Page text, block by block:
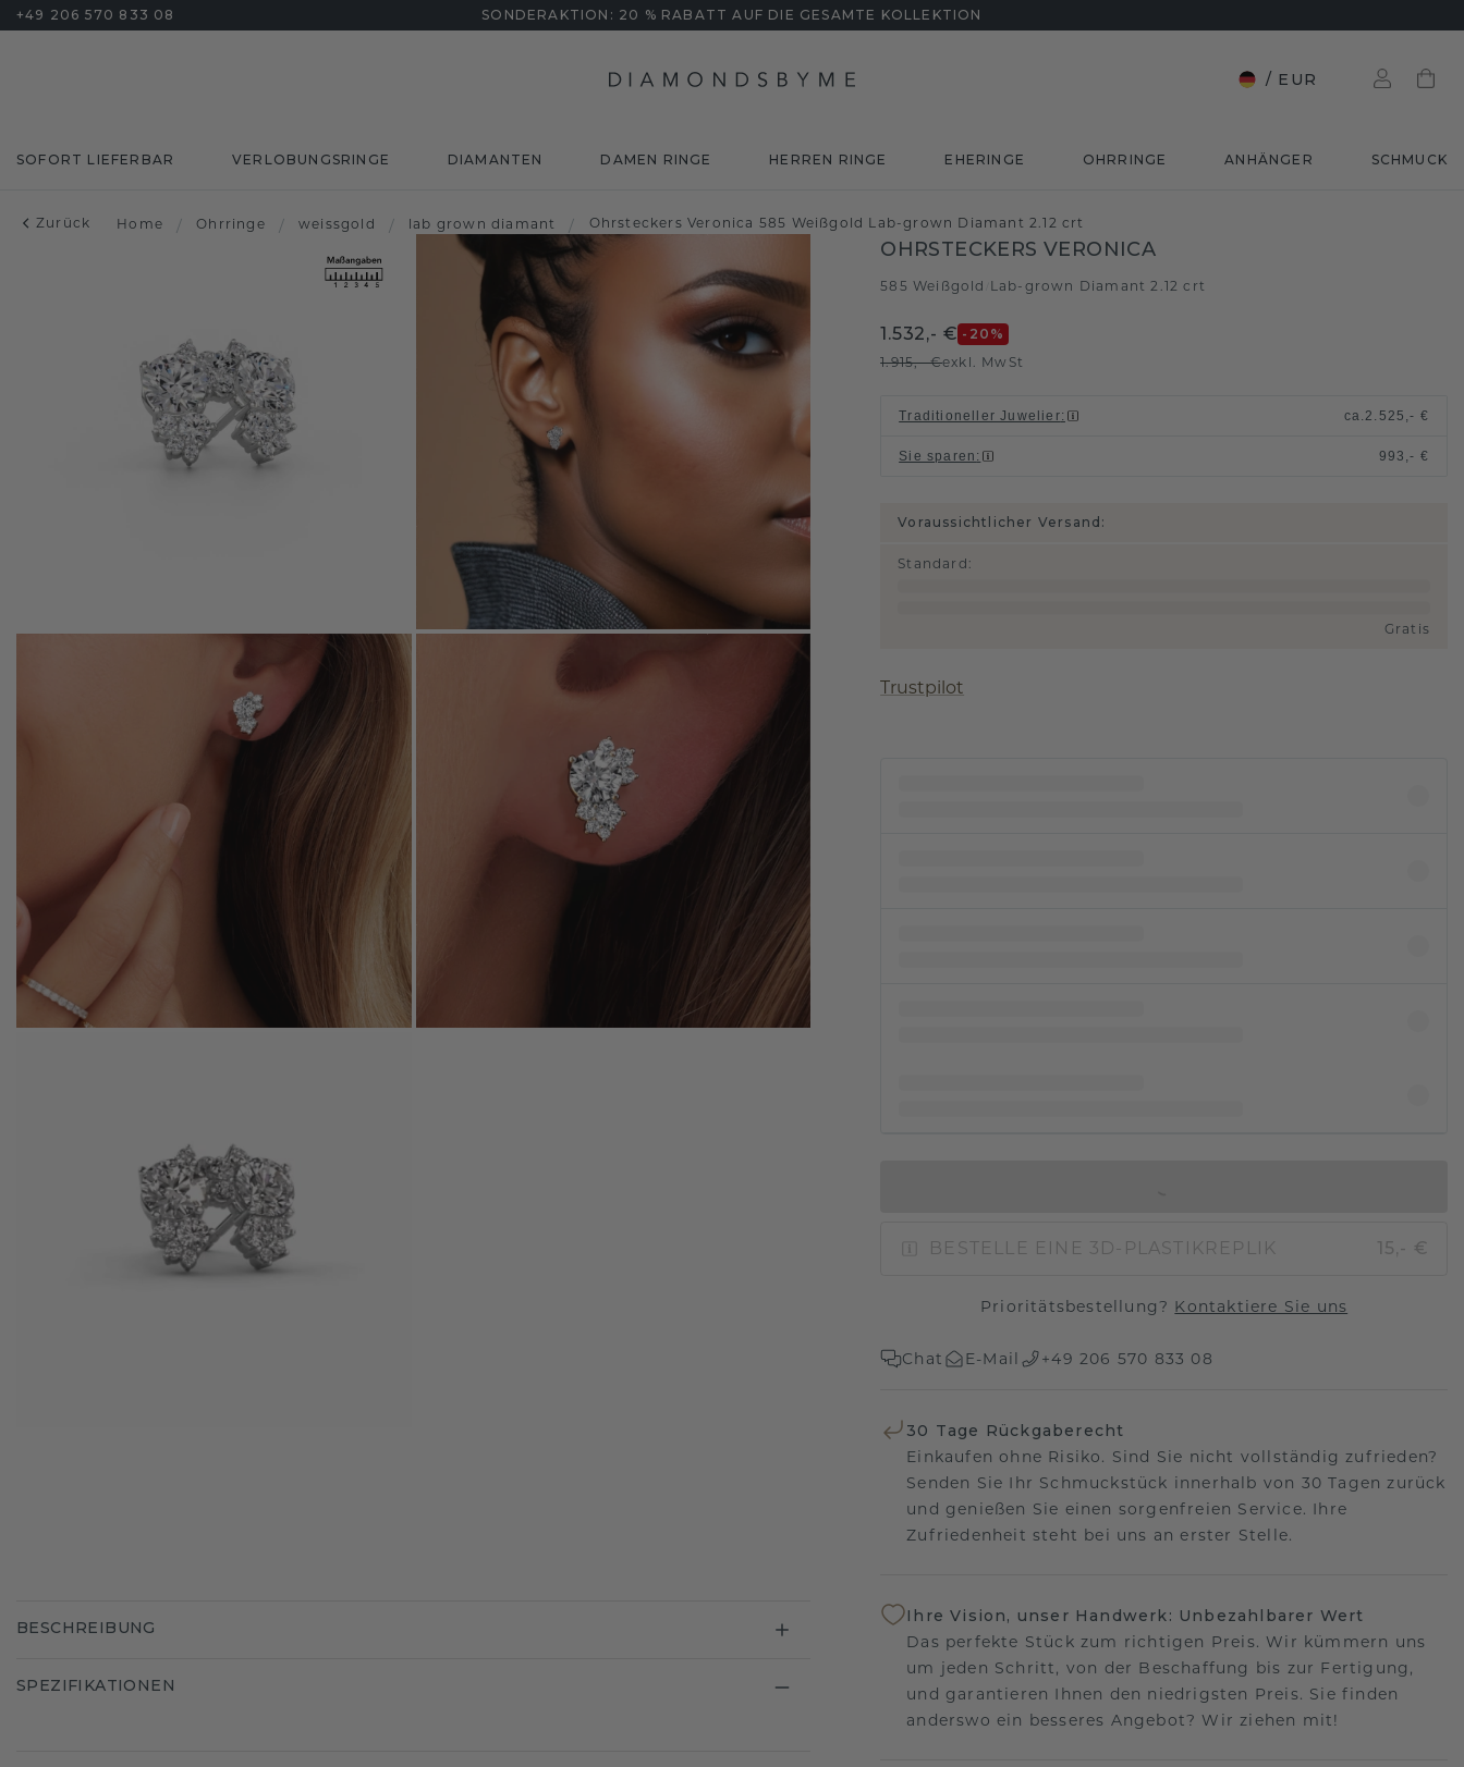
+49 206 570 833 08 SONDERAKTION: 20 % RABATT AUF DIE GESAMTE KOLLEKTION
/ EUR
SOFORT LIEFERBAR VERLOBUNGSRINGE DIAMANTEN DAMEN RINGE HERREN RINGE EHERINGE OHRRINGE ANHÄNGER SCHMUCK
Zurück Home / Ohrringe / weissgold / lab grown diamant / Ohrsteckers Veronica 585 Weißgold Lab-grown Diamant 2.12 crt
OHRSTECKERS VERONICA
585 Weißgold Lab-grown Diamant 2.12 crt
1.532,- € -20 %
1.915,- €exkl. MwSt
Traditioneller Juwelier: ca.2.525,- €
Sie sparen : 993,- €
Voraussichtlicher Versand:
Standard :
Gratis
Trustpilot
BESTELLE EINE 3D-PLASTIKREPLIK 15,- €
Prioritätsbestellung? Kontaktiere Sie uns
Chat E-Mail +49 206 570 833 08
30 Tage Rückgaberecht
Einkaufen ohne Risiko. Sind Sie nicht vollständig zufrieden?
Senden Sie Ihr Schmuckstück innerhalb von 30 Tagen zurück
und genießen Sie einen sorgenfreien Service. Ihre
Zufriedenheit steht bei uns an erster Stelle.
Ihre Vision, unser Handwerk: Unbezahlbarer Wert
Das perfekte Stück zum richtigen Preis. Wir kümmern uns
um jeden Schritt, von der Beschaffung bis zur Fertigung,
und garantieren Ihnen den niedrigsten Preis. Sie finden
anderswo ein besseres Angebot? Wir ziehen mit!
BESCHREIBUNG
SPEZIFIKATIONEN